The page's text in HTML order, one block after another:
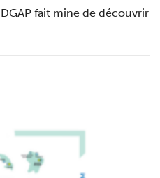
fait mine de découvrir